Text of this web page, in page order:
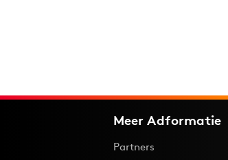
Meer Adformatie
Partners